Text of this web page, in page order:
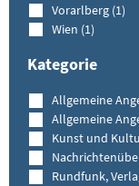
Vorarlberg (1)
Wien (1)
Kategorie
Allgemeine
Allgemeine
Kunst und
Rundfunk,